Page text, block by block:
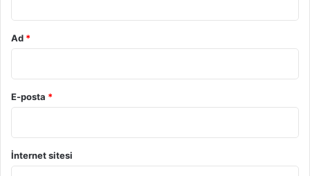
Ad *
E-posta *
İnternet sitesi